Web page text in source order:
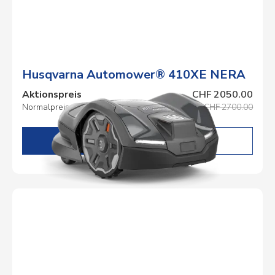
Husqvarna Automower® 410XE NERA
Aktionspreis CHF 2050.00
Normalpreis CHF 2700.00
DETAILS